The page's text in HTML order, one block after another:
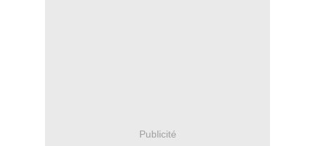
Publicité